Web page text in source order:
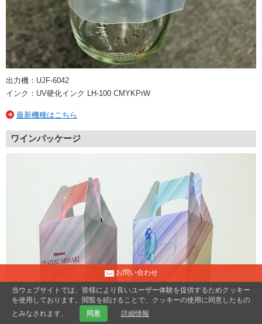
出力機：UJF-6042
インク：UV硬化インク LH-100 CMYKPrW
最新機種はこちら
ワインパッケージ
お問い合わせ
当ウェブサイトでは、皆様により良いユーザー体験を提供するためクッキー
を使用しております。閲覧を続けることで、クッキーの使用に同意したもの
とみなされます。
同意 詳細情報